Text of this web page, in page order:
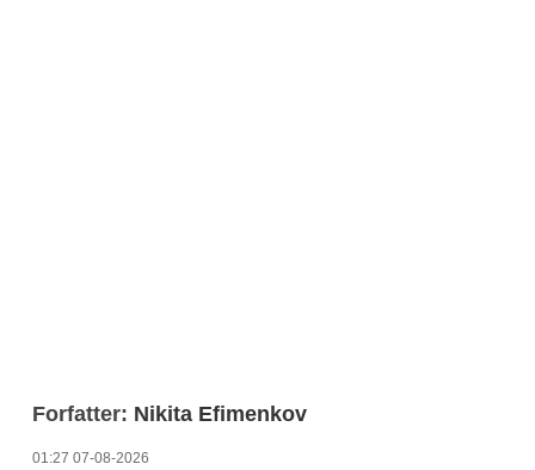
Forfatter: Nikita Efimenkov
01:27 07-08-2026